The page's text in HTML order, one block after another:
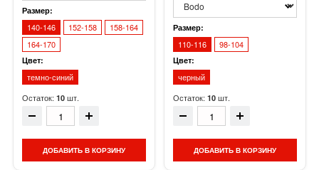
Размер:
140-146 152-158
158-164
164-170
Цвет:
темно-синий
Остаток: 10 шт.
ДОБАВИТЬ В КОРЗИНУ
Размер:
110-116 98-104
Цвет:
черный
Остаток: 10 шт.
ДОБАВИТЬ В КОРЗИНУ